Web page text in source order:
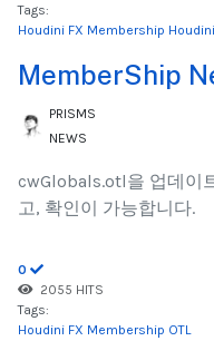
Tags:
Houdini FX Membership Houdini
MemberShip
PRISMS
NEWS
cwGlobals.otl을 업데이
고, 확인이 가능합니다.
0
2055 HITS
Tags:
Houdini FX Membership OTL